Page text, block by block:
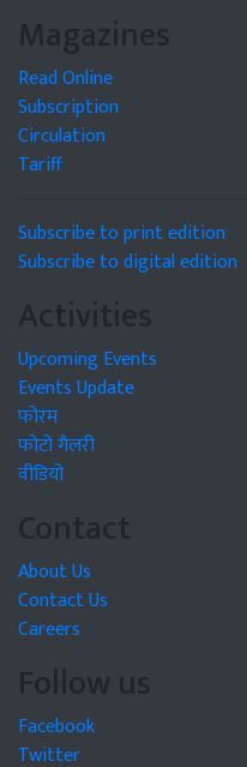
Magazines
Read Online
Subscription
Circulation
Tariff
Subscribe to print edition
Subscribe to digital edition
Activities
Upcoming Events
Events Update
फोरम
फोटो गैलरी
वीडियो
Contact
About Us
Contact Us
Careers
Follow us
Facebook
Twitter